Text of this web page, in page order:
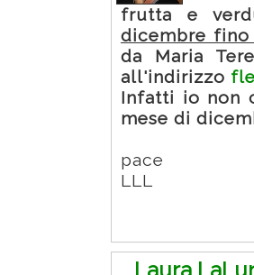
frutta e
dicembre fino
da Maria
all'indirizzo
Infatti io non
mese di
pace
LLL